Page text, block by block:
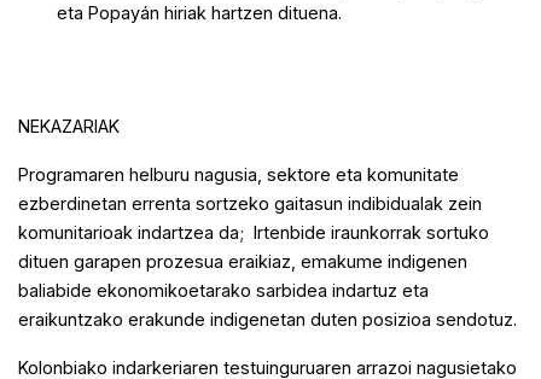
eta Popayán hiriak hartzen dituena.
NEKAZARIAK
Programaren helburu nagusia, sektore eta komunitate
ezberdinetan errenta sortzeko gaitasun indibidualak zein
komunitarioak indartzea da; Irtenbide iraunkorrak sortuko
dituen garapen prozesua eraikiaz, emakume indigenen
baliabide ekonomikoetarako sarbidea indartuz eta
eraikuntzako erakunde indigenetan duten posizioa sendotuz.
Kolonbiako indarkeriaren testuinguruaren arrazoi nagusietako